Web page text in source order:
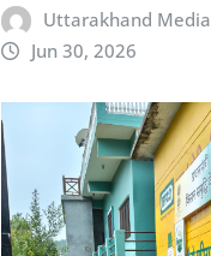
Uttarakhand Media
Jun 30, 2026